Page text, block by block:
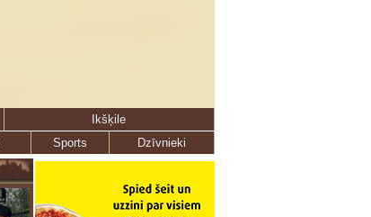
Ikšķile
Sports
Dzīvnieki